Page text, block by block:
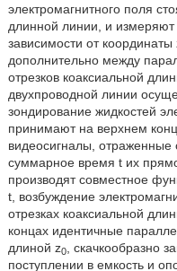
электромагнитного поля
длинной линии, и измеряют
зависимости от
дополнительно между
отрезков коаксиальной
двухпроводной линии
зондирование жидкостей
принимают на верхнем
видеосигналы, отраженные
суммарное время t их
производят совместное
t, возбуждение
отрезках коаксиальной
концах идентичные
длиной z0, скачкообразно
поступлении в емкость и